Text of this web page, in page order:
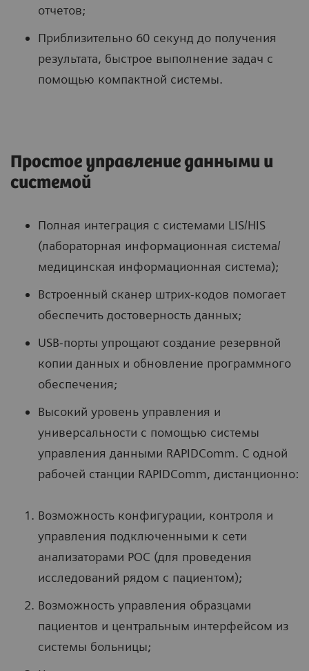
отчетов;
Приблизительно 60 секунд до получения
результата, быстрое выполнение задач с
помощью компактной системы.
Простое управление данными и
системой
Полная интеграция с системами LIS/HIS
(лабораторная информационная система/
медицинская информационная система);
Встроенный сканер штрих-кодов помогает
обеспечить достоверность данных;
USB-порты упрощают создание резервной
копии данных и обновление программного
обеспечения;
Высокий уровень управления и
универсальности с помощью системы
управления данными RAPIDComm. С одной
рабочей станции RAPIDComm, дистанционно:
Возможность конфигурации, контроля и
управления подключенными к сети
анализаторами POC (для проведения
исследований рядом с пациентом);
Возможность управления образцами
пациентов и центральным интерфейсом из
системы больницы;